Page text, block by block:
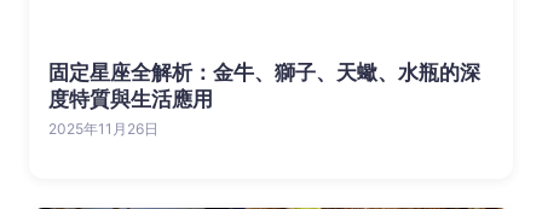
固定星座全解析：金牛、獅子、天蠍、水瓶的深
度特質與生活應用
2025年11月26日